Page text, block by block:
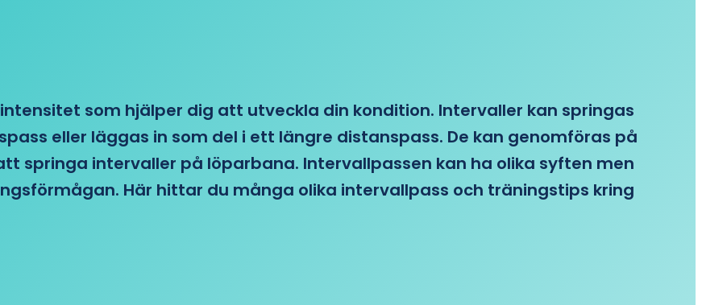
som hjälper dig att utveckla din kondition. Intervaller kan springas
eller läggas in som del i ett längre distanspass. De kan genomföras på
springa intervaller på löparbana. Intervallpassen kan ha olika syften men
Här hittar du många olika intervallpass och träningstips kring